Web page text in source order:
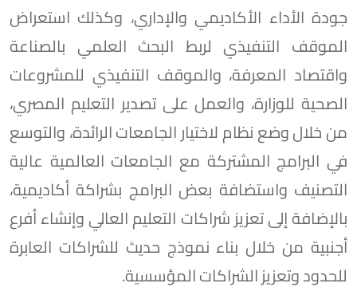
جودة الأداء الأكاديمي والإداري، وكذلك استعراض
الموقف التنفيذي لربط البحث العلمي بالصناعة
واقتصاد المعرفة، والموقف التنفيذي للمشروعات
الصحية للوزارة، والعمل على تصدير التعليم المصري،
من خلال وضع نظام لاختيار الجامعات الرائدة، والتوسع
في البرامج المشتركة مع الجامعات العالمية عالية
التصنيف واستضافة بعض البرامج بشراكة أكاديمية،
بالإضافة إلى تعزيز شراكات التعليم العالي وإنشاء أفرع
أجنبية من خلال بناء نموذج حديث للشراكات العابرة
للحدود وتعزيز الشراكات المؤسسية.